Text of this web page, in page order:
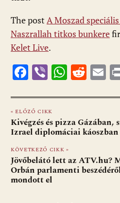
The post A Moszad
Naszrallah titkos bunkere
Kelet Live.
F
e
b
o
o
k
Vi
er
W
at
s
A
p
p
R
d
di
t
E
ai
l
« ELŐZŐ CIKK
Kivégzés és pizza Gázában,
Izrael diplomáciai káoszban
KÖVETKEZŐ CIKK »
Jövőbelátó lett az ATV.hu?
Orbán parlamenti
mondott el